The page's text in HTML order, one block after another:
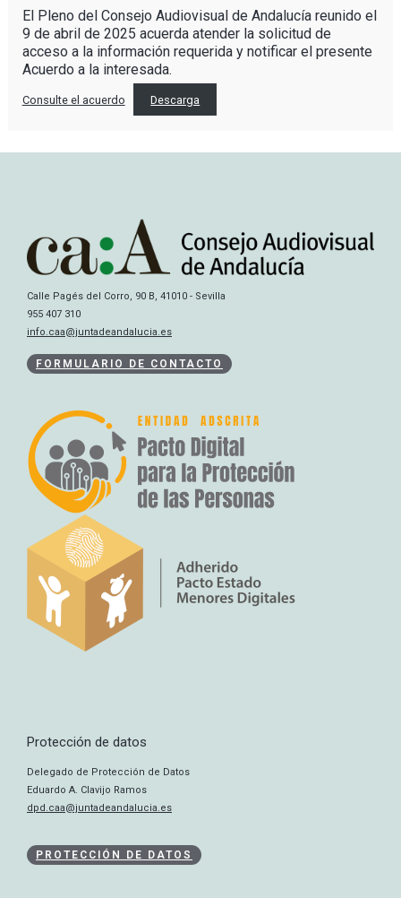
El Pleno del Consejo Audiovisual de Andalucía reunido el
9 de abril de 2025 acuerda atender la solicitud de
acceso a la información requerida y notificar el presente
Acuerdo a la interesada.
Consulte el acuerdo Descarga
Calle Pagés del Corro, 90 B, 41010 - Sevilla
955 407 310
info.caa@juntadeandalucia.es
FORMULARIO DE CONTACTO
Protección de datos
Delegado de Protección de Datos
Eduardo A. Clavijo Ramos
dpd.caa@juntadeandalucia.es
PROTECCIÓN DE DATOS